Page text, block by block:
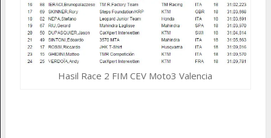
Hasil Race 2 FIM CEV Moto3 Valencia